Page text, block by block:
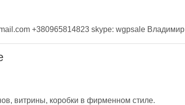
+380965814823 skype: wgpsale Владимир
витрины, коробки в фирменном стиле.